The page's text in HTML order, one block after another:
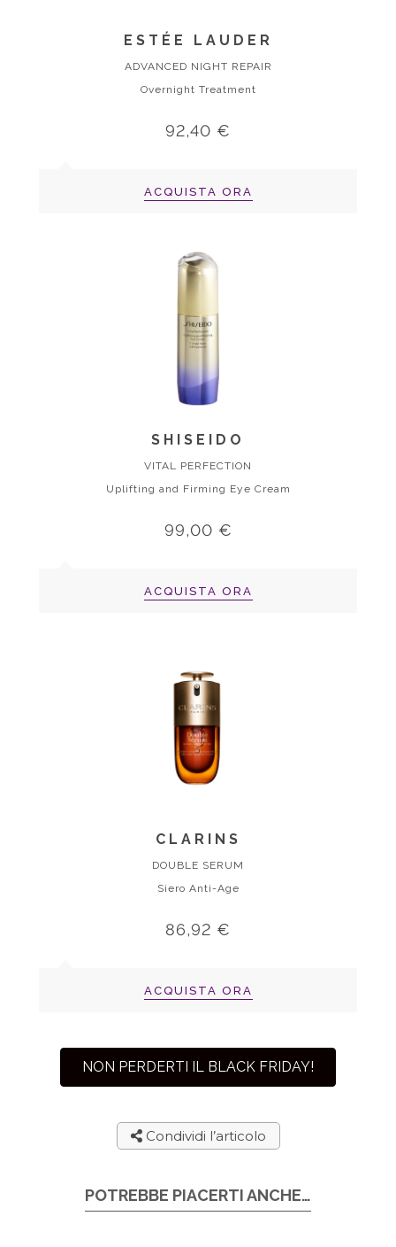
ESTÉE LAUDER
ADVANCED NIGHT REPAIR
Overnight Treatment
92,40 €
ACQUISTA ORA
SHISEIDO
VITAL PERFECTION
Uplifting and Firming Eye Cream
99,00 €
ACQUISTA ORA
CLARINS
DOUBLE SERUM
Siero Anti-Age
86,92 €
ACQUISTA ORA
NON PERDERTI IL BLACK FRIDAY!
Condividi l’articolo
POTREBBE PIACERTI ANCHE…